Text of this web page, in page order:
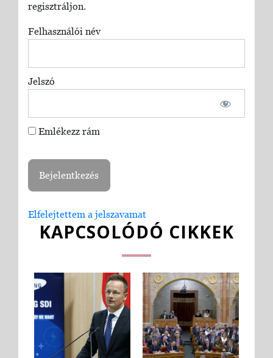
regisztráljon.
Felhasználói név
Jelszó
Emlékezz rám
Elfelejtettem a jelszavamat
KAPCSOLÓDÓ CIKKEK